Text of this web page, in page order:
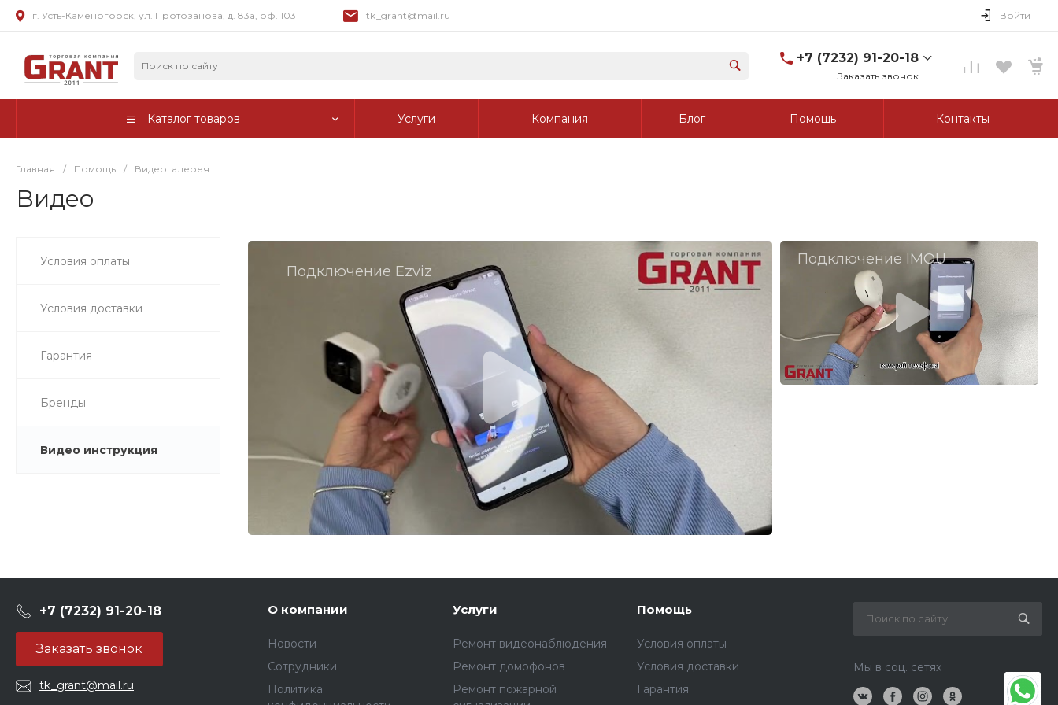
г. Усть-Каменогорск, ул. Протозанова, д. 83а, оф. 103 tk_grant@mail.ru Войти
+7 (7232) 91-20-18
г. Усть-Каменогорск, ул.
Заказать звонок
Каталог товаров Услуги Компания Блог Помощь Контакты
Главная / Помощь / Видеогалерея
Видео
Условия оплаты
Условия доставки
Гарантия
Бренды
Видео инструкция
Подключение Ezviz
Подключение IMOU
+7 (7232) 91-20-18
Заказать звонок
tk_grant@mail.ru
О компании
Новости
Сотрудники
Политика
Услуги
Ремонт видеонаблюдения
Ремонт домофонов
Ремонт пожарной
Помощь
Условия оплаты
Условия доставки
Гарантия
Мы в соц. сетях